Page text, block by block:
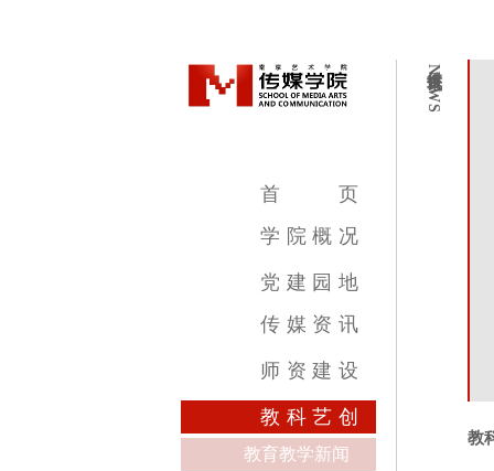
首
页
学 院 概 况
学院简介
学院领导
机构设置
教学设施
专业介绍
党 建 园 地
传 媒 资 讯
传媒新闻
传媒公告
传媒艺讯
师 资 建 设
广播电视编导专业
动画专业
数字媒体艺术专业
录音艺术专业
摄影专业
广告学专业
影视摄影与制作专业
基础部
教 科 艺 创
教育教学新闻
NEWS
教